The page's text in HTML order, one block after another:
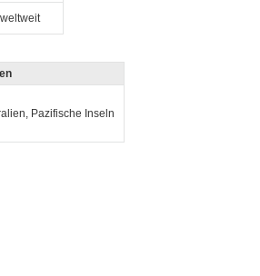
weltweit
Pazifische Inseln